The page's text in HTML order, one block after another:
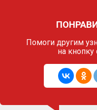
Помоги другим
на кнопку